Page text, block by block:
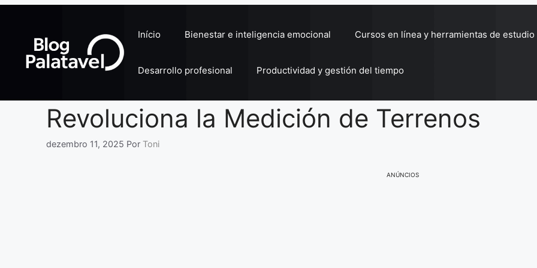
conteúdo
Início Bienestar e inteligencia emocional Cursos en línea y herramientas de estudio
Desarrollo profesional Productividad y gestión del tiempo
Revoluciona la Medición de Terrenos
dezembro 11, 2025 Por Toni
ANÚNCIOS